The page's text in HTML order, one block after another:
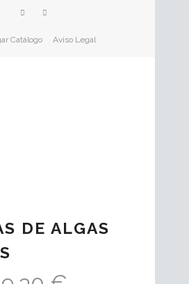
Catálogo Aviso Legal
DE ALGAS